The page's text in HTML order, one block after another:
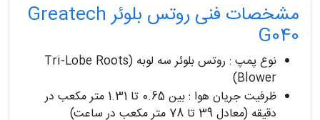
مشخصات فنی روتس بلوئر Greatech
G040
نوع پمپ : روتس بلوئر سه ‌لوبه (Tri-Lobe Roots
Blower)
ظرفیت جریان هوا : بین 0.65 تا 1.31 متر مکعب در
دقیقه (معادل 39 تا 78 متر مکعب در ساعت)